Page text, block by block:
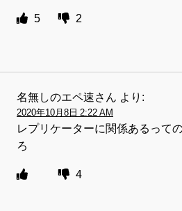
5 2
名無しのエペ速さん より:
2020年10月8日 2:22 AM
レプリケーターに関係あるって
ろ
4